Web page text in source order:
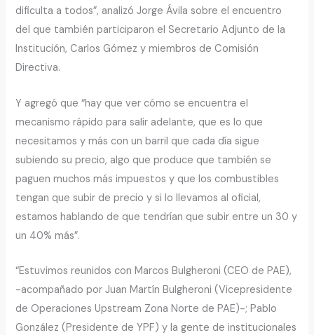
dificulta a todos”, analizó Jorge Ávila sobre el encuentro
del que también participaron el Secretario Adjunto de la
Institución, Carlos Gómez y miembros de Comisión
Directiva.
Y agregó que “hay que ver cómo se encuentra el
mecanismo rápido para salir adelante, que es lo que
necesitamos y más con un barril que cada día sigue
subiendo su precio, algo que produce que también se
paguen muchos más impuestos y que los combustibles
tengan que subir de precio y si lo llevamos al oficial,
estamos hablando de que tendrían que subir entre un 30 y
un 40% más”.
“Estuvimos reunidos con Marcos Bulgheroni (CEO de PAE),
-acompañado por Juan Martín Bulgheroni (Vicepresidente
de Operaciones Upstream Zona Norte de PAE)-; Pablo
González (Presidente de YPF) y la gente de institucionales